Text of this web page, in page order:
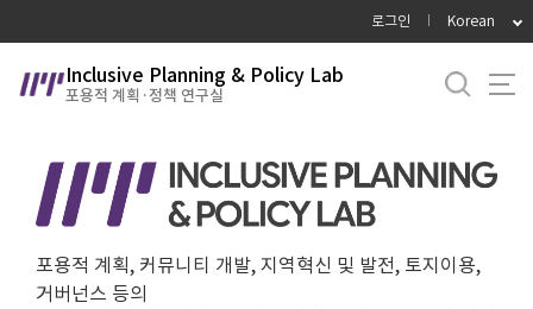
로
로그인 Korean
Inclusive Planning & Policy Lab
포용적 계획·정책 연구실
포용적 계획, 커뮤니티 개발, 지역혁신 및 발전, 토지이용,
거버넌스 등의